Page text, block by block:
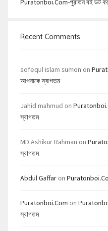
Puratonboi.com-পুরাতন বই ডট
Recent Comments
sofequl islam sumon on
আপনাকে স্বাগতম
Jahid mahmud on
স্বাগতম
MD.Ashikur Rahman on
স্বাগতম
Abdul Gaffar on
Puratonboi.com on
স্বাগতম